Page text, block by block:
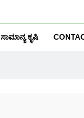
ಸಾಮಾನ್ಯ ಕೃಷಿ